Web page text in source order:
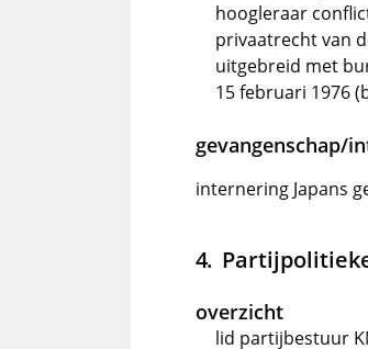
hoogleraar
privaatrecht van
uitgebreid met
15 februari 1976
gevangenschap/
internering Japans
overzicht
lid partijbestuur